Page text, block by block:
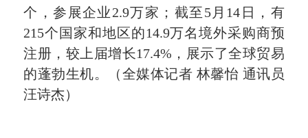
个，参展企业2.9万家；截至5月14日，有
215个国家和地区的14.9万名境外采购商预
注册，较上届增长17.4%，展示了全球贸易
的蓬勃生机。
（全媒体记者 林馨怡 通讯员
汪诗杰）